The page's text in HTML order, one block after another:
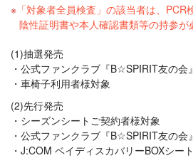
「対象者全員検査」の該当者は、
陰性証明書や本人確認書類等の持参が
(1)抽選発売
公式ファンクラブ『B☆SPIRIT友の会
車椅子利用者様対象
(2)先行発売
シーズンシートご契約者様対象
公式ファンクラブ『B☆SPIRIT友の会
J:COM ベイディスカバリーBOXシー